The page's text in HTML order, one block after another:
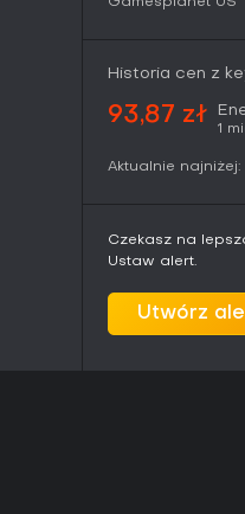
mapy jest zbliżony do
wrogów.
który odblokowuje
wprowadza nowe style gry
oraz efektowne zmiany
bardziej podzielone - chwalą
Historia cen z
93,87 zł
1
Aktualnie najniżej:
Czekasz na
Ustaw alert.
Utwórz